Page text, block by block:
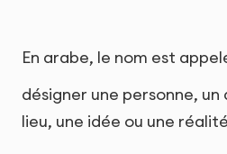
En arabe, le nom est
désigner une personne, un
lieu, une idée ou une